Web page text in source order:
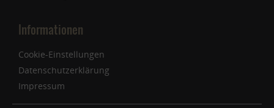
Informationen
Cookie-Einstellungen
Datenschutzerklärung
Impressum